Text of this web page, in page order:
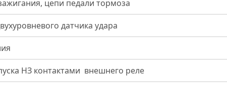
цепи педали тормоза
датчика удара
НЗ контактами внешнего реле